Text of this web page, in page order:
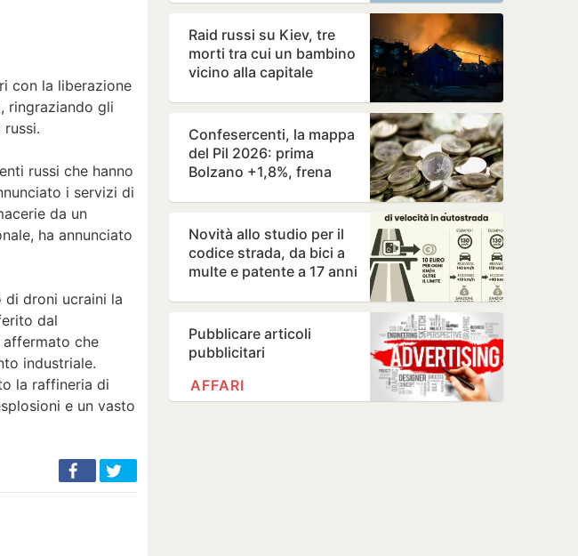
con la liberazione
ringraziando gli
russi che hanno
i servizi di
da un
ha annunciato
di droni ucraini la
dal
affermato che
industriale.
la raffineria di
e un vasto
Raid russi su Kiev, tre
morti tra cui un bambino
vicino alla capitale
Confesercenti, la mappa
del Pil 2026: prima
Bolzano +1,8%, frena
Novità allo studio per il
codice strada, da bici a
multe e patente a 17 anni
Pubblicare articoli
pubblicitari
AFFARI